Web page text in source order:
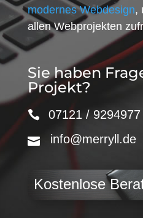
modernes Webdesign,
allen Webprojekten
Sie haben
Projekt?
07121 / 9294977
info@merryll.de
Kostenlose